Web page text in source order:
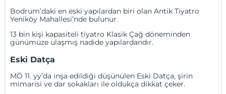
Bodrum’daki en eski yapılardan biri olan Antik Tiyatro
Yeniköy Mahallesi’nde bulunur.
13 bin kişi kapasiteli tiyatro Klasik Çağ döneminden
günümüze ulaşmış nadide yapılardandır.
Eski Datça
MÖ 11. yy’da inşa edildiği düşünülen Eski Datça, şirin
mimarisi ve dar sokakları ile oldukça dikkat çeker.